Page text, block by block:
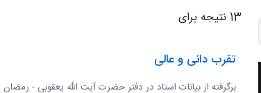
13 نتیجه برای
تقرب دانی و عالی
برگرفته از بیانات استاد در دفتر حضرت آیت الله یعقوبی - رمضان 1401